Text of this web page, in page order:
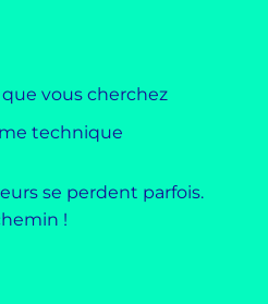
vous cherchez
technique
se perdent parfois.
!